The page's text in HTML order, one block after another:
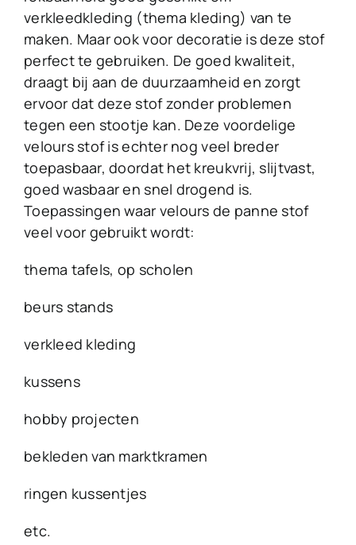
verkleedkleding (thema kleding) van te
maken. Maar ook voor decoratie is deze stof
perfect te gebruiken. De goed kwaliteit,
draagt bij aan de duurzaamheid en zorgt
ervoor dat deze stof zonder problemen
tegen een stootje kan. Deze voordelige
velours stof is echter nog veel breder
toepasbaar, doordat het kreukvrij, slijtvast,
goed wasbaar en snel drogend is.
Toepassingen waar velours de panne stof
veel voor gebruikt wordt:
thema tafels, op scholen
beurs stands
verkleed kleding
kussens
hobby projecten
bekleden van marktkramen
ringen kussentjes
etc.